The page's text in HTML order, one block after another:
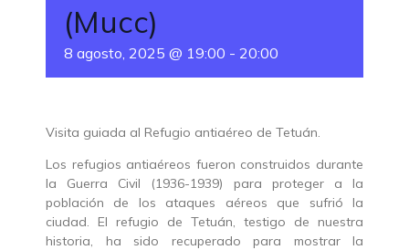
(Mucc)
8 agosto, 2025 @ 19:00 - 20:00
Visita guiada al Refugio antiaéreo de Tetuán.
Los refugios antiaéreos fueron construidos durante
la Guerra Civil (1936-1939) para proteger a la
población de los ataques aéreos que sufrió la
ciudad. El refugio de Tetuán, testigo de nuestra
historia, ha sido recuperado para mostrar la